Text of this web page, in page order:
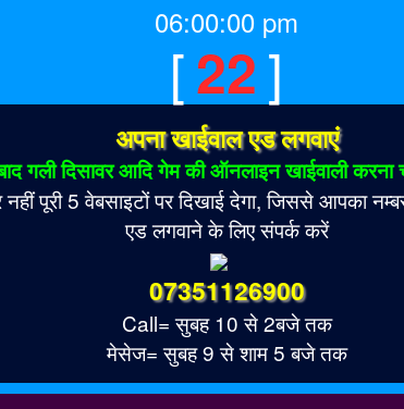
06:00:00 pm
[22]
अपना खाईवाल एड लगवाएं
गली दिसावर आदि गेम की ऑनलाइन खाईवाली
पूरी 5 वेबसाइटों पर दिखाई देगा, जिससे आपका
एड लगवाने के लिए संपर्क करें
07351126900
Call= सुबह 10 से 2बजे तक
मेसेज= सुबह 9 से शाम 5 बजे तक